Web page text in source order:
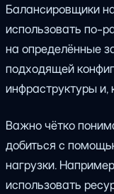
Балансировщики
использовать по-
на определённые
подходящей
инфраструктуры и,
Важно чётко
добиться с
нагрузки.
использовать